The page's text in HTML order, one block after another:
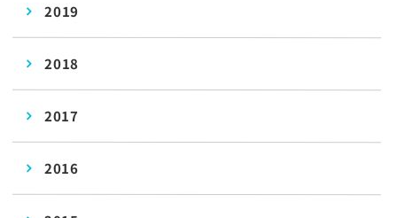
2019
2018
2017
2016